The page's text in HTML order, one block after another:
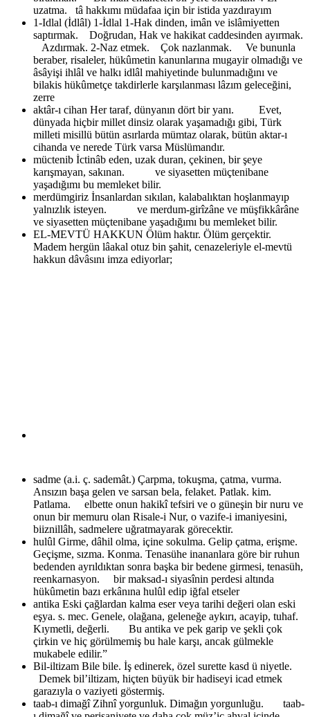
uzatma. tâ hakkımı müdafaa için bir istida yazdırayım
1-Idlal (İdlâl) 1-İdlal 1-Hak dinden, imân ve islâmiyetten
saptırmak. Doğrudan, Hak ve hakikat caddesinden ayırmak.
Azdırmak. 2-Naz etmek. Çok nazlanmak. Ve bununla
beraber, risaleler, hükûmetin kanunlarına mugayir olmadığı ve
âsâyişi ihlâl ve halkı idlâl mahiyetinde bulunmadığını ve
bilakis hükûmetçe takdirlerle karşılanması lâzım geleceğini,
zerre
aktâr-ı cihan Her taraf, dünyanın dört bir yanı. Evet,
dünyada hiçbir millet dinsiz olarak yaşamadığı gibi, Türk
milleti misillü bütün asırlarda mümtaz olarak, bütün aktar-ı
cihanda ve nerede Türk varsa Müslümandır.
müctenib İctinâb eden, uzak duran, çekinen, bir şeye
karışmayan, sakınan. ve siyasetten müçtenibane
yaşadığımı bu memleket bilir.
merdümgiriz İnsanlardan sıkılan, kalabalıktan hoşlanmayıp
yalnızlık isteyen. ve merdum-girîzâne ve müşfikkârâne
ve siyasetten müçtenibane yaşadığımı bu memleket bilir.
EL-MEVTÜ HAKKUN Ölüm haktır. Ölüm gerçektir.
Madem hergün lâakal otuz bin şahit, cenazeleriyle el-mevtü
hakkun dâvâsını imza ediyorlar;
sadme (a.i. ç. sademât.) Çarpma, tokuşma, çatma, vurma.
Ansızın başa gelen ve sarsan bela, felaket. Patlak. kim.
Patlama. elbette onun hakikî tefsiri ve o güneşin bir nuru ve
onun bir memuru olan Risale-i Nur, o vazife-i imaniyesini,
biiznillâh, sadmelere uğratmayarak görecektir.
hulûl Girme, dâhil olma, içine sokulma. Gelip çatma, erişme.
Geçişme, sızma. Konma. Tenasühe inananlara göre bir ruhun
bedenden ayrıldıktan sonra başka bir bedene girmesi, tenasüh,
reenkarnasyon. bir maksad-ı siyasînin perdesi altında
hükûmetin bazı erkânına hulûl edip iğfal etseler
antika Eski çağlardan kalma eser veya tarihi değeri olan eski
eşya. s. mec. Genele, olağana, geleneğe aykırı, acayip, tuhaf.
Kıymetli, değerli. Bu antika ve pek garip ve şekli çok
çirkin ve hiç görülmemiş bu hale karşı, ancak gülmekle
mukabele edilir.”
Bil-iltizam Bile bile. İş edinerek, özel surette kasd ü niyetle.
Demek bil’iltizam, hiçten büyük bir hadiseyi icad etmek
garazıyla o vaziyeti göstermiş.
taab-ı dimağî Zihnî yorgunluk. Dimağın yorgunluğu. taab-